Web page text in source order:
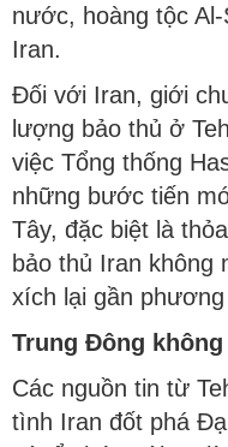
nước, hoàng tộc
Iran.
Đối với Iran, giới
lượng bảo thủ ở
việc Tổng thống
những bước tiến
Tây, đặc biệt là
bảo thủ Iran không
xích lại gần phương
Trung Đông
Các nguồn tin từ
tình Iran đốt phá